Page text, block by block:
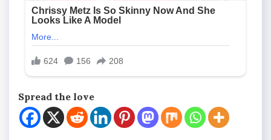
Spread the love